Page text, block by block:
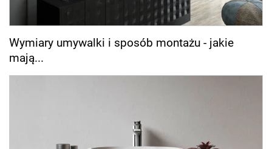
Wymiary umywalki i sposób montażu - jakie
mają...